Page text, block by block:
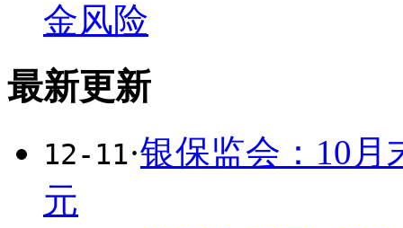
金风险
最新更新
12-11·银保监会：10月
元